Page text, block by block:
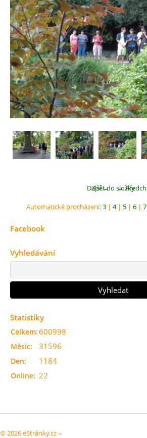
←
Další →
Zpět do složky
Automatické procházení:3 | 4| 5 | 6 | 7
Facebook
Vyhledávání
Statistiky
Online: 22
Celkem:600998
Měsíc: 31596
Den: 1184
© 2026 eStránky.cz